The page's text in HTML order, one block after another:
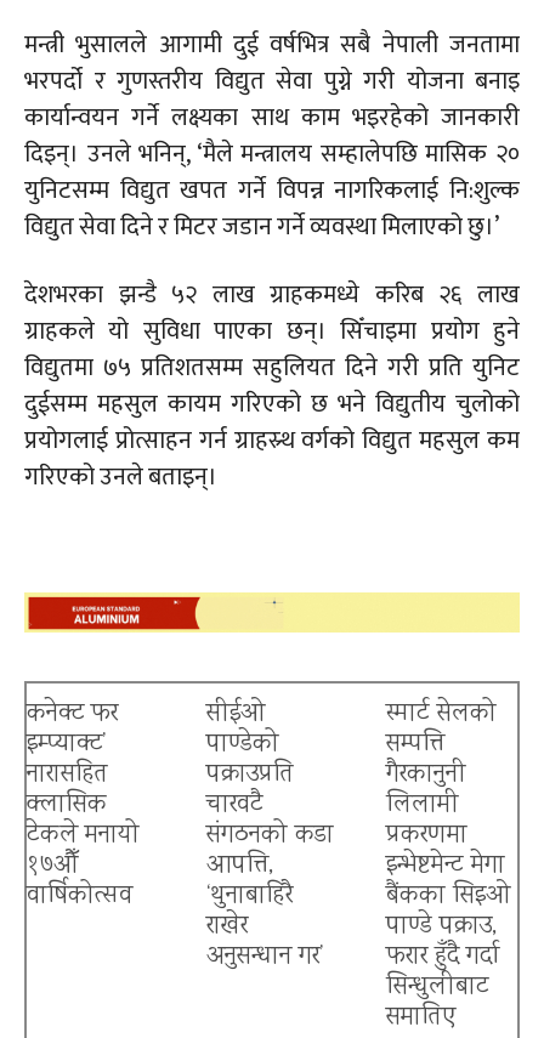
मन्त्री भुसालले आगामी दुई वर्षभित्र सबै नेपाली जनतामा
भरपर्दो र गुणस्तरीय विद्युत सेवा पुग्ने गरी योजना बनाइ
कार्यान्वयन गर्ने लक्ष्यका साथ काम भइरहेको जानकारी
दिइन्। उनले भनिन्, ‘मैले मन्त्रालय सम्हालेपछि मासिक २०
युनिटसम्म विद्युत खपत गर्ने विपन्न नागरिकलाई नि:शुल्क
विद्युत सेवा दिने र मिटर जडान गर्ने व्यवस्था मिलाएको छु।’
देशभरका झन्डै ५२ लाख ग्राहकमध्ये करिब २६ लाख
ग्राहकले यो सुविधा पाएका छन्। सिँचाइमा प्रयोग हुने
विद्युतमा ७५ प्रतिशतसम्म सहुलियत दिने गरी प्रति युनिट
दुईसम्म महसुल कायम गरिएको छ भने विद्युतीय चुलोको
प्रयोगलाई प्रोत्साहन गर्न ग्राहस्र्थ वर्गको विद्युत महसुल कम
गरिएको उनले बताइन्।
कनेक्ट फर
इम्प्याक्ट’
नारासहित
क्लासिक
टेकले मनायो
१७औँ
वार्षिकोत्सव
सीईओ
पाण्डेको
पक्राउप्रति
चारवटै
संगठनको कडा
आपत्ति,
‘थुनाबाहिरै
राखेर
अनुसन्धान गर’
स्मार्ट सेलको
सम्पत्ति
गैरकानुनी
लिलामी
प्रकरणमा
इन्भेष्टमेन्ट मेगा
बैंकका सिइओ
पाण्डे पक्राउ,
फरार हुँदै गर्दा
सिन्धुलीबाट
समातिए